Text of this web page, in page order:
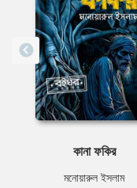
কানা ফকির
মনোয়ারুল ইসলাম